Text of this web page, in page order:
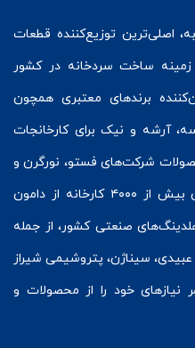
سال تجربه، اصلی‌ترین توزیع‌کننده قطعات
ساخت سردخانه در کشور
برندهای معتبری همچون
آرشه و نیک برای کارخانجات
شرکت‌های فستو، نورگرن و
را توزیع می‌کنیم. تاکنون بیش از ۴۰۰۰ کارخانه از دامون
صنعتی کشور، از جمله
عبیدی، سیناژن، پتروشیمی شیراز
نیازهای خود را از محصولات و